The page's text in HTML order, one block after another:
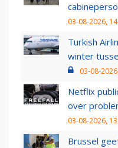
03-08-2026,
Turkish
winter
03-08-
Netflix
over
03-08-2026,
Brussel